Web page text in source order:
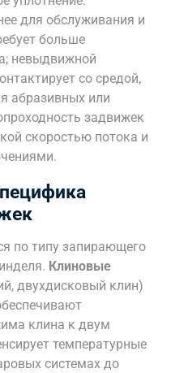
для обслуживания и
больше
невыдвижной
со средой,
абразивных или
задвижек
скоростью потока и
по типу запирающего
Клиновые
двухдисковый клин)
клина к двум
температурные
системах до